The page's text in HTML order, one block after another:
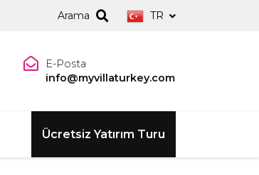
Arama TR
E-Posta
info@myvillaturkey.com
Ücretsiz Yatırım Turu